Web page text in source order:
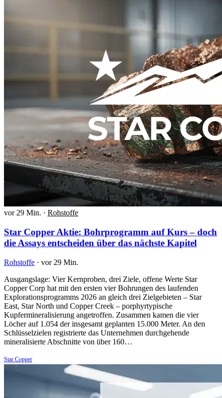
vor 29 Min. · Rohstoffe
Star Copper Aktie: Bohrprogramm auf Kurs – doch
die Assays entscheiden über das nächste Kapitel
Rohstoffe · vor 29 Min.
Ausgangslage: Vier Kernproben, drei Ziele, offene Werte Star
Copper Corp hat mit den ersten vier Bohrungen des laufenden
Explorationsprogramms 2026 an gleich drei Zielgebieten – Star
East, Star North und Copper Creek – porphyrtypische
Kupfermineralisierung angetroffen. Zusammen kamen die vier
Löcher auf 1.054 der insgesamt geplanten 15.000 Meter. An den
Schlüsselzielen registrierte das Unternehmen durchgehende
mineralisierte Abschnitte von über 160…
Star Copper